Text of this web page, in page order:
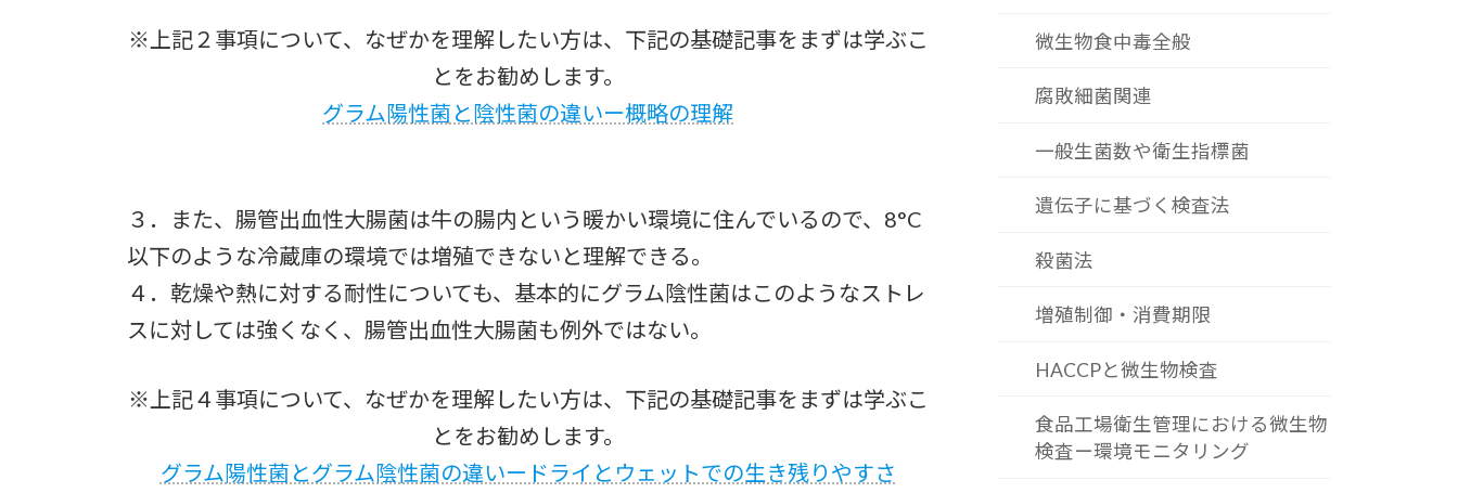
※上記２事項について、なぜかを理解したい方は、下記の基礎記事をまずは学ぶこ
とをお勧めします。
グラム陽性菌と陰性菌の違いー概略の理解
３．また、腸管出血性大腸菌は牛の腸内という暖かい環境に住んでいるので、8°C
以下のような冷蔵庫の環境では増殖できないと理解できる。
４．乾燥や熱に対する耐性についても、基本的にグラム陰性菌はこのようなストレ
スに対しては強くなく、腸管出血性大腸菌も例外ではない。
※上記４事項について、なぜかを理解したい方は、下記の基礎記事をまずは学ぶこ
とをお勧めします。
グラム陽性菌とグラム陰性菌の違いードライとウェットでの生き残りやすさ
微生物食中毒全般
腐敗細菌関連
一般生菌数や衛生指標菌
遺伝子に基づく検査法
殺菌法
増殖制御・消費期限
HACCPと微生物検査
食品工場衛生管理における微生物
検査ー環境モニタリング